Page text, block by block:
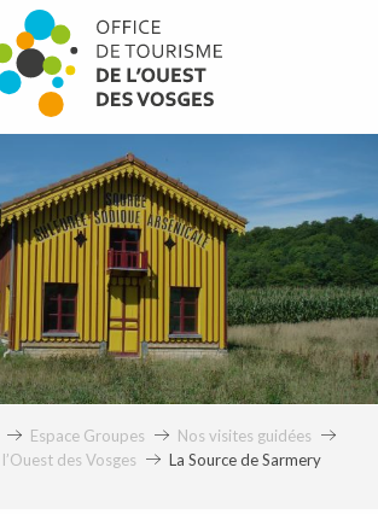
Espace Groupes
Nos visites guidées
des Vosges
La Source de Sarmery
de Sarmery